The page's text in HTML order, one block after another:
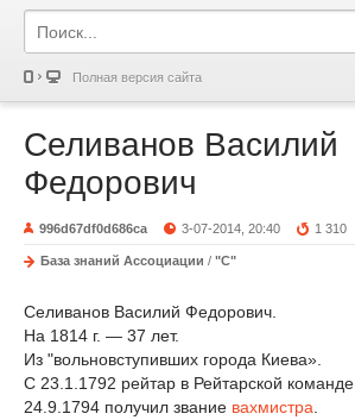
Полная версия сайта
Селиванов Василий
Федорович
996d67df0d686ca 3-07-2014, 20:40 1 310
База знаний Ассоциации / "С"
Селиванов Василий Федорович.
На 1814 г. — 37 лет.
Из "вольновступивших города Киева».
С 23.1.1792 рейтар в Рейтарской команде.
24.9.1794 получил звание вахмистра